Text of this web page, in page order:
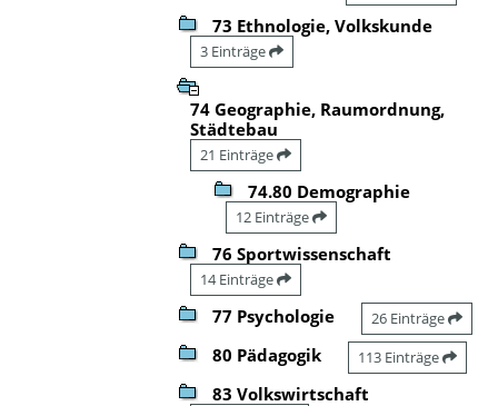
73 Ethnologie, Volkskunde
3 Einträge
74 Geographie, Raumordnung,
Städtebau
21 Einträge
74.80 Demographie
12 Einträge
76 Sportwissenschaft
14 Einträge
77 Psychologie 26 Einträge
80 Pädagogik 113 Einträge
83 Volkswirtschaft